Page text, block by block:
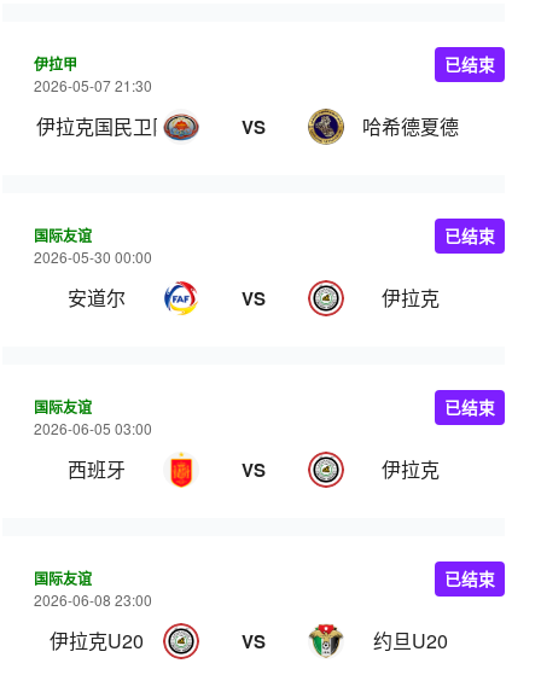
伊拉甲
2026-05-07 21:30
伊拉克国民卫队 VS 哈希德夏德
已结束
国际友谊
2026-05-30 00:00
安道尔 VS 伊拉克
已结束
国际友谊
2026-06-05 03:00
西班牙 VS 伊拉克
已结束
国际友谊
2026-06-08 23:00
伊拉克U20 VS 约旦U20
已结束